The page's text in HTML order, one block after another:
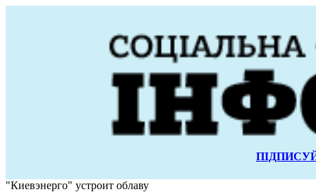
"Киевэнерго" устроит облаву